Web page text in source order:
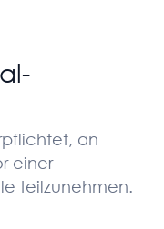
an
einer
teilzunehmen.